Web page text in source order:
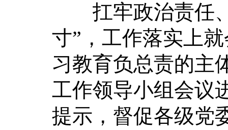
扛牢政治责任、
寸”，工作落实上
习教育负总责的主
工作领导小组会议
提示，督促各级党